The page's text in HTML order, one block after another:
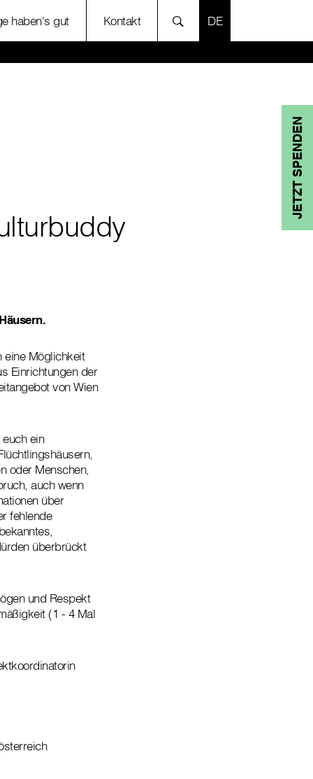
haben's gut Kontakt SPRACHE
JETZT SPENDEN
eine Möglichkeit
Einrichtungen der
von Wien
ein
oder Menschen,
auch wenn
über
fehlende
überbrückt
und Respekt
(1 - 4 Mal